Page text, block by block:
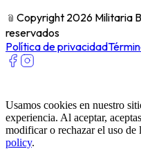
﹫ Copyright 2026 Militaria
reservados
Política de privacidad
Usamos cookies en nuestro
experiencia. Al aceptar,
modificar o rechazar el uso de
policy.